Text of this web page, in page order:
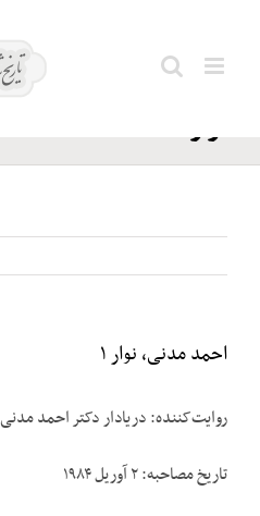
مدنی،
نوار ۱
احمد مدنی، نوار ۱
روایت‌کننده: دریادار دکتر احمد مدنی
تاریخ مصاحبه: ۲ آوریل ۱۹۸۴